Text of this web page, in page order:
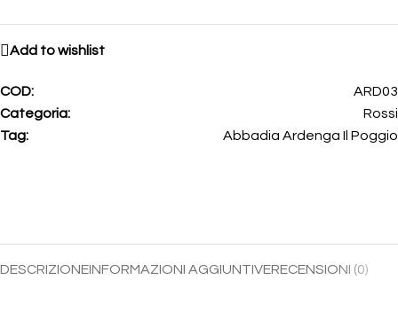
Add to wishlist
COD:
ARD03
Categoria:
Rossi
Tag:
Abbadia Ardenga Il Poggio
DESCRIZIONEINFORMAZIONI AGGIUNTIVERECENSIONI (0)